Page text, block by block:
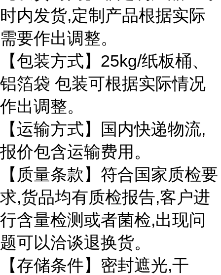
时内发货,定制产品根据实际
需要作出调整。
【包装方式】25kg/纸板桶、
铝箔袋 包装可根据实际情况
作出调整。
【运输方式】国内快递物流,
报价包含运输费用。
【质量条款】符合国家质检要
求,货品均有质检报告,客户进
行含量检测或者菌检,出现问
题可以洽谈退换货。
【存储条件】密封遮光,干